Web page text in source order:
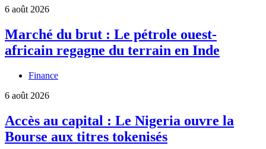
6 août 2026
Marché du brut : Le pétrole ouest-
africain regagne du terrain en Inde
Finance
6 août 2026
Accès au capital : Le Nigeria ouvre la
Bourse aux titres tokenisés